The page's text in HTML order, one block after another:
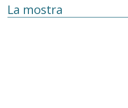
La mostra